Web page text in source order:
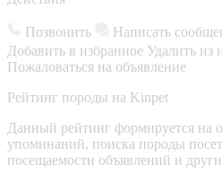
Позвонить Написать
Добавить в избранное Удалить из
Пожаловаться на объявление
Рейтинг породы на Kinpet
Данный рейтинг формируется на
упоминаний, поиска породы
посещаемости объявлений и